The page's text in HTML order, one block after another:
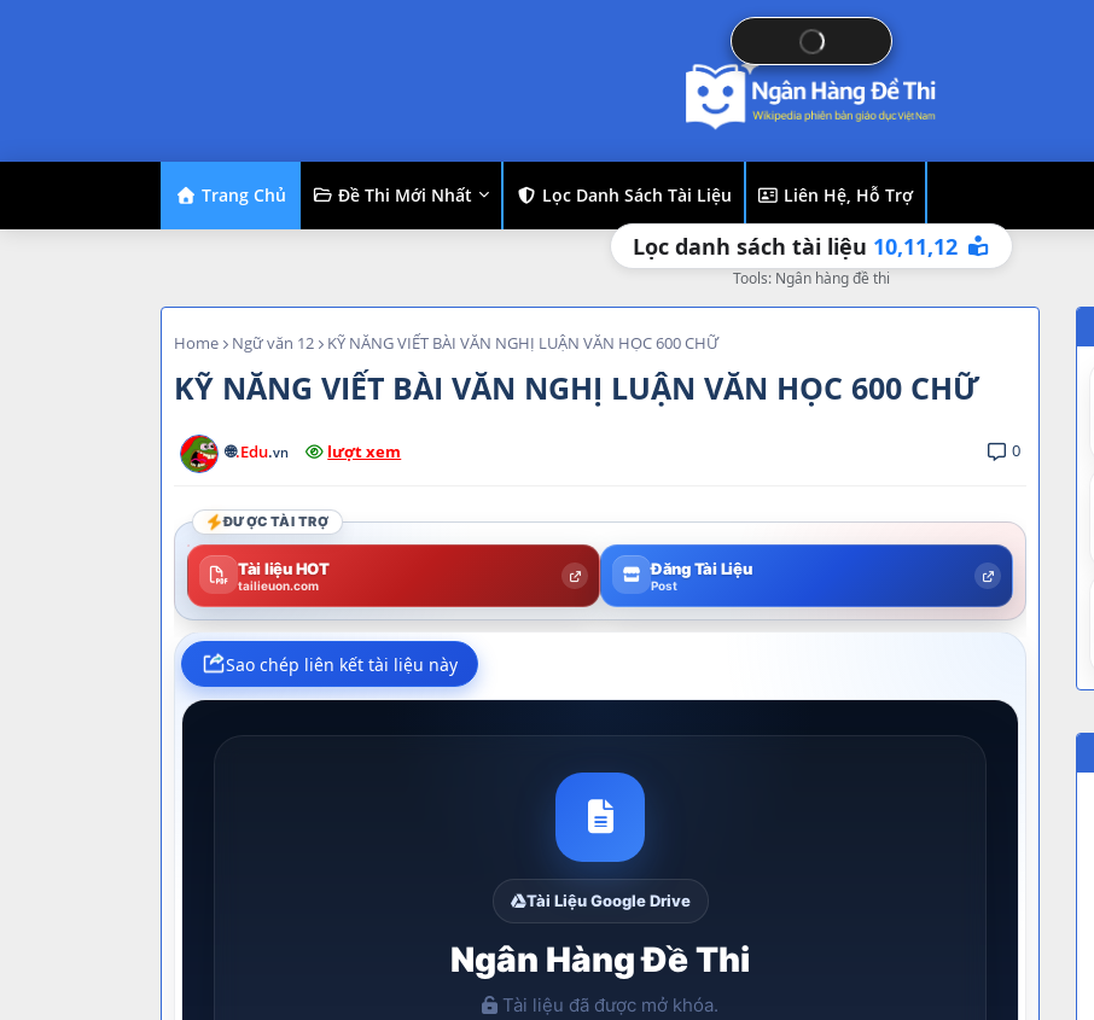
Trang Chủ Đề Thi Mới Nhất Lọc Danh Sách Tài Liệu Liên Hệ, Hỗ Trợ
Lọc danh sách tài liệu 10,11,12
Tools: Ngân hàng đề thi
Home Ngữ văn 12 KỸ NĂNG VIẾT BÀI VĂN NGHỊ LUẬN VĂN HỌC 600 CHỮ
KỸ NĂNG VIẾT BÀI VĂN NGHỊ LUẬN VĂN HỌC 600 CHỮ
🌐.Edu.vn lượt xem 0
ĐƯỢC TÀI TRỢ
Tài liệu HOT
tailieuon.com
Đăng Tài Liệu
Post